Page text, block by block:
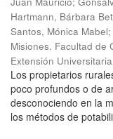
Hartmann, Bárbara
Santos, Mónica
Misiones. Facultad de
Extensión Universitaria
Los propietarios
poco profundos o de
desconociendo en la
los métodos de